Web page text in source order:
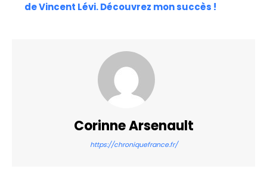
de Vincent Lévi. Découvrez mon succès !
Corinne Arsenault
https://chroniquefrance.fr/